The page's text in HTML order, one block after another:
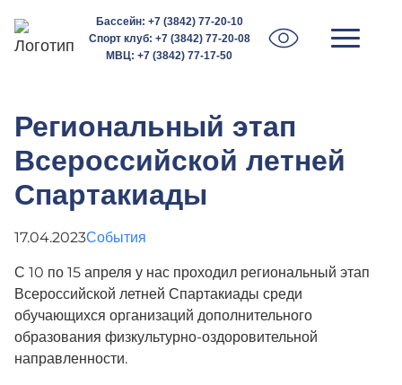
Бассейн: +7 (3842) 77-20-10
Спорт клуб: +7 (3842) 77-20-08
МВЦ:+7 (3842) 77-17-50
Региональный этап
Всероссийской летней
Спартакиады
17.04.2023События
С 10 по 15 апреля у нас проходил региональный этап
Всероссийской летней Спартакиады среди
обучающихся организаций дополнительного
образования физкультурно-оздоровительной
направленности.